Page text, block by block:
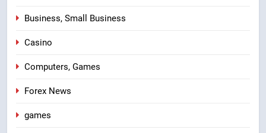
Business, Small Business
Casino
Computers, Games
Forex News
games